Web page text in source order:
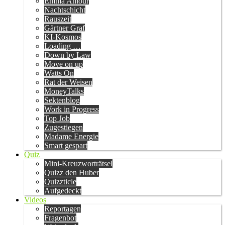
Nachtschicht
Rauszeit
Gärtner Graf
KI-Kosmos
Loading …
Down by Law
Move on up
Watts On
Rat der Weisen
MoneyTalks
Sektenblog
Work in Progress
Top Job
Zugestiegen
Madame Energie
Smart gespart
Quiz
Mini-Kreuzworträtsel
Quizz den Huber
Quizzticle
Aufgedeckt
Videos
Reportagen
Fragenbot